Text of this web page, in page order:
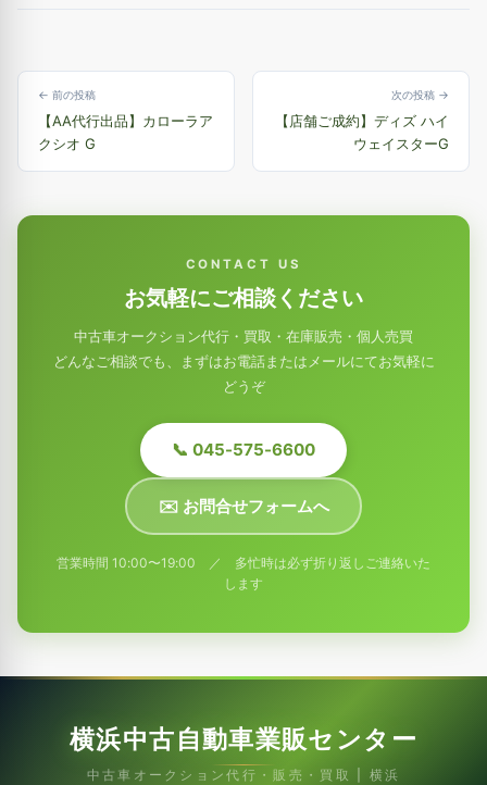
← 前の投稿
【AA代行出品】カローラア
クシオ G
次の投稿 →
【店舗ご成約】ディズ ハイ
ウェイスターG
CONTACT US
お気軽にご相談ください
中古車オークション代行・買取・在庫販売・個人売買
どんなご相談でも、まずはお電話またはメールにてお気軽に
どうぞ
📞 045-575-6600
✉️ お問合せフォームへ
営業時間 10:00〜19:00 ／ 多忙時は必ず折り返しご連絡いた
します
横浜中古自動車業販センター
中古車オークション代行・販売・買取 | 横浜